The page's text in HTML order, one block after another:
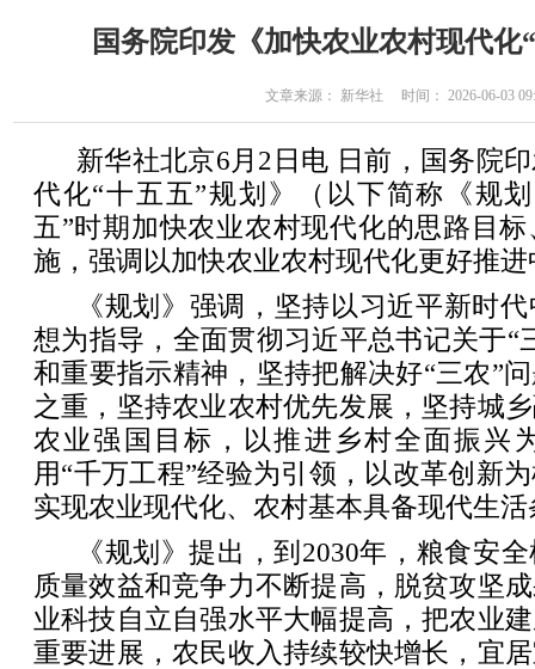
国务院印发《加快农业农村现代化
文章来源： 新华社 时间： 2026-06-03
新华社北京6月2日电 日前，国务院
代化“十五五”规划》（以下简称《规
五”时期加快农业农村现代化的思路目
施，强调以加快农业农村现代化更好推
《规划》强调，坚持以习近平新时
想为指导，全面贯彻习近平总书记关于“
和重要指示精神，坚持把解决好“三农”
之重，坚持农业农村优先发展，坚持城
农业强国目标，以推进乡村全面振兴
用“千万工程”经验为引领，以改革创新
实现农业现代化、农村基本具备现代生
《规划》提出，到2030年，粮食安
质量效益和竞争力不断提高，脱贫攻坚
业科技自立自强水平大幅提高，把农业
重要进展，农民收入持续较快增长，宜